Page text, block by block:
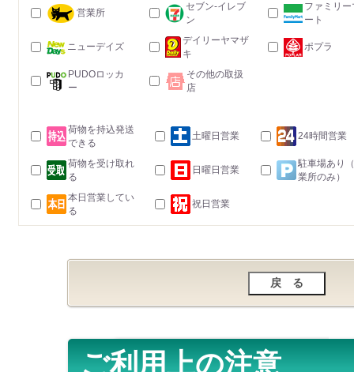
営業所
セブン-イレブ
ン
ファミリー
ート
ニューデイズ
デイリーヤマザ
キ
ポプラ
PUDOロッカ
ー
その他の取扱
店
荷物を持込発送
できる
土曜日営業 24時間営業
荷物を受け取れ
る
日曜日営業
駐車場あり
業所のみ）
本日営業してい
る
祝日営業
ご利用上の注意